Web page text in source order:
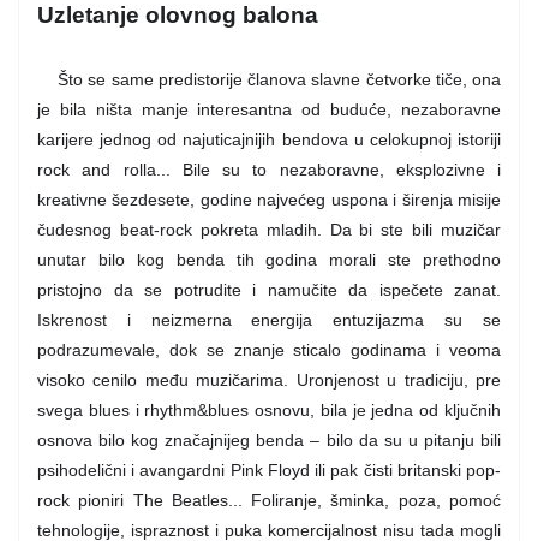
Uzletanje olovnog balona
Što se same predistorije članova slavne četvorke tiče, ona
je bila ništa manje interesantna od buduće, nezaboravne
karijere jednog od najuticajnijih bendova u celokupnoj istoriji
rock and rolla... Bile su to nezaboravne, eksplozivne i
kreativne šezdesete, godine najvećeg uspona i širenja misije
čudesnog beat-rock pokreta mladih. Da bi ste bili muzičar
unutar bilo kog benda tih godina morali ste prethodno
pristojno da se potrudite i namučite da ispečete zanat.
Iskrenost i neizmerna energija entuzijazma su se
podrazumevale, dok se znanje sticalo godinama i veoma
visoko cenilo među muzičarima. Uronjenost u tradiciju, pre
svega blues i rhythm&blues osnovu, bila je jedna od ključnih
osnova bilo kog značajnijeg benda – bilo da su u pitanju bili
psihodelični i avangardni Pink Floyd ili pak čisti britanski pop-
rock pioniri The Beatles... Foliranje, šminka, poza, pomoć
tehnologije, ispraznost i puka komercijalnost nisu tada mogli